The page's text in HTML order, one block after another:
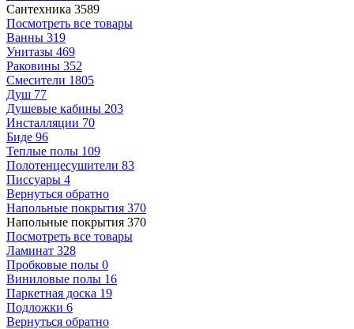
Сантехника 3589
Посмотреть все товары
Ванны 319
Унитазы 469
Раковины 352
Смесители 1805
Душ 77
Душевые кабины 203
Инсталляции 70
Биде 96
Теплые полы 109
Полотенцесушители 83
Писсуары 4
Вернуться обратно
Напольные покрытия 370
Напольные покрытия 370
Посмотреть все товары
Ламинат 328
Пробковые полы 0
Виниловые полы 16
Паркетная доска 19
Подложки 6
Вернуться обратно